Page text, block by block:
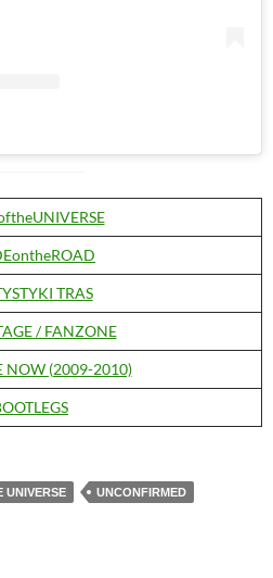
TRAS
/ FANZONE
NOW (2009-2010)
UNIVERSE
UNCONFIRMED